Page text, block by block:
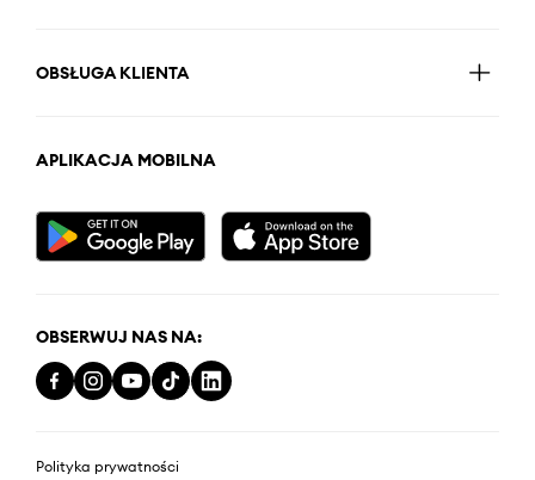
OBSŁUGA KLIENTA
APLIKACJA MOBILNA
OBSERWUJ NAS NA:
Polityka prywatności